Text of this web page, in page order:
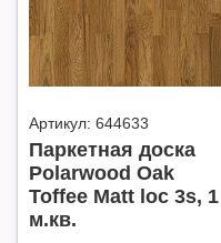
Артикул: 644633
Паркетная доска
Polarwood Oak
Toffee Matt loc 3s, 1
м.кв.